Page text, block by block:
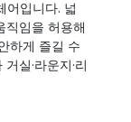
어입니다. 넓
직임을 허용해
하게 즐길 수
실·라운지·리